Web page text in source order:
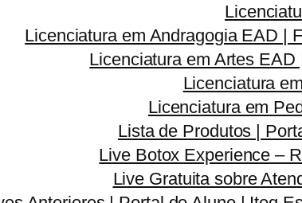
Licenciatura em Andragogia EAD |
Licenciatura em Artes
Licenciatura
Licenciatura em
Lista de Produtos |
Live Botox Experience –
Live Gratuita sobre